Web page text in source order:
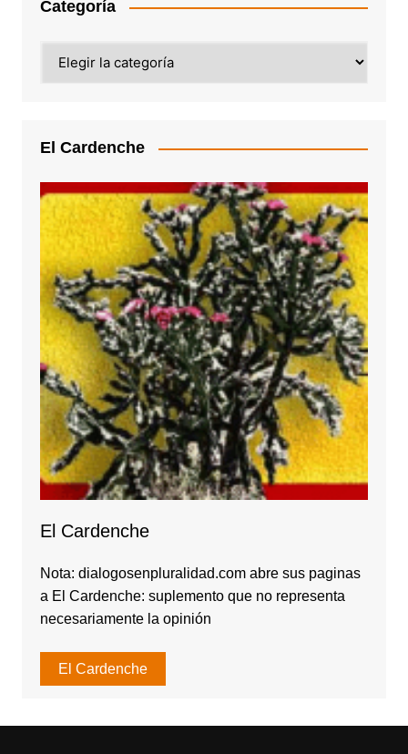
Categoría
El Cardenche
El Cardenche
Nota: dialogosenpluralidad.com abre sus paginas
a El Cardenche: suplemento que no representa
necesariamente la opinión
El Cardenche